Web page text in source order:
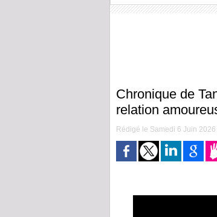
Chronique de
relation
Rédigé le Samedi 6 Juin 2026